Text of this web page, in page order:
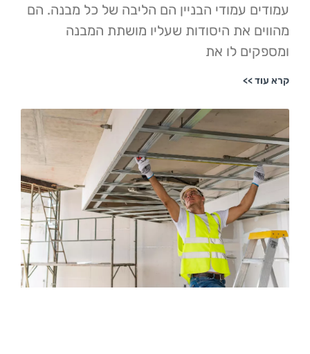
עמודי הבניין הם הליבה של כל מבנה. הם
את היסודות שעליו מושתת המבנה
לו את